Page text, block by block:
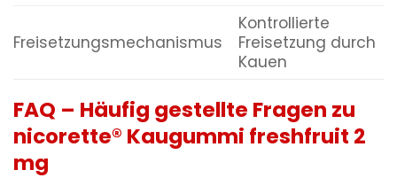
Freisetzungsmechanismus
Kontrollierte
Freisetzung durch
Kauen
FAQ – Häufig gestellte Fragen zu
nicorette® Kaugummi freshfruit 2
mg